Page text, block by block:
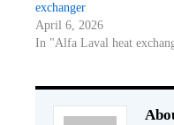
exchanger
April 6, 2026
In "Alfa Laval heat